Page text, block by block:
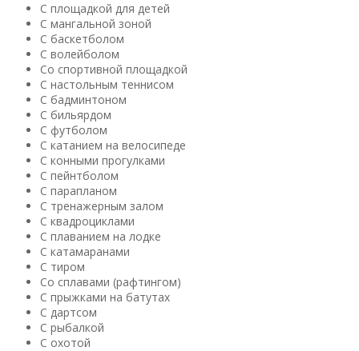
С площадкой для детей
С мангальной зоной
С баскетболом
С волейболом
Со спортивной площадкой
С настольным теннисом
С бадминтоном
С бильярдом
С футболом
С катанием на велосипеде
С конными прогулками
С пейнтболом
С парапланом
С тренажерным залом
С квадроциклами
С плаванием на лодке
С катамаранами
С тиром
Со сплавами (рафтингом)
С прыжками на батутах
С дартсом
С рыбалкой
С охотой